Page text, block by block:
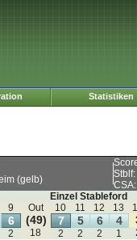
Statistiken
(gelb)
Einzel Stableford
9 Out 10 11 12 13
6 (49) 7 5 6 4
2 18 2 2 2 1